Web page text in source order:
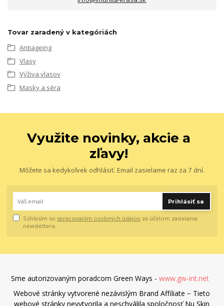
Tovar zaradený v kategóriách
Antiageing
Vlasy
Výživa vlasov
Masky a séra
Využite novinky, akcie a
zľavy!
Môžete sa kedykoľvek odhlásiť. Email zasielame raz za 7 dní.
Prihlásiť sa
Súhlasím so spracovaním osobných údajov za účelom zasielania
newslettera.
Sme autorizovaným poradcom Green Ways - www.gw-int.net
Webové stránky vytvorené nezávislým Brand Affiliate − Tieto
webové stránky nevytvorila a neschválila spoločnosť Nu Skin